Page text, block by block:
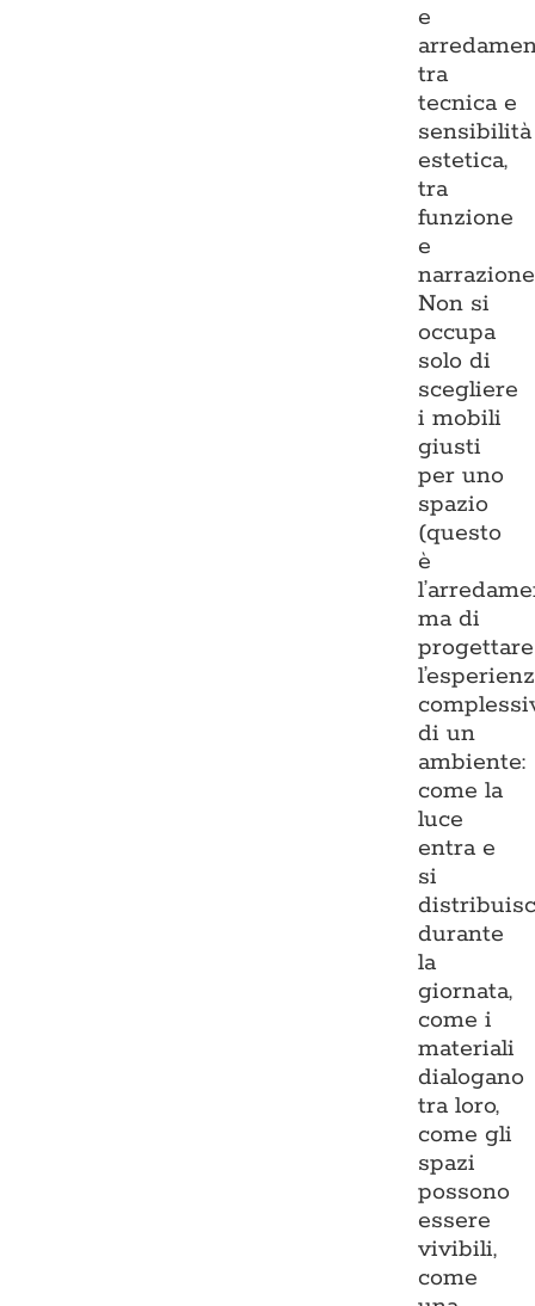
e
tra
tecnica e
sensibilità
estetica,
tra
funzione
e
Non si
occupa
solo di
scegliere
i mobili
giusti
per uno
spazio
(questo
è
ma di
progettare
di un
ambiente:
come la
luce
entra e
si
durante
la
giornata,
come i
materiali
dialogano
tra loro,
come gli
spazi
possono
essere
vivibili,
come